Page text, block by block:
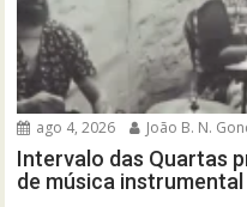
ago 4, 2026 João B. N.
Intervalo das Quartas
de música